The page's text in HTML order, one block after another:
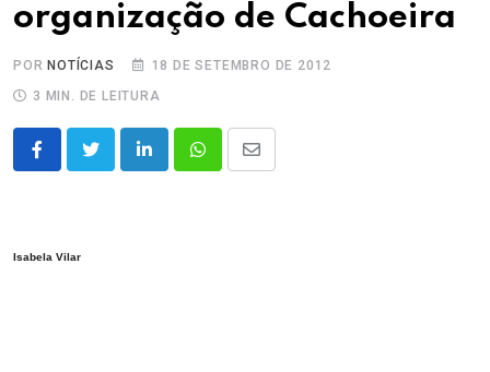
organização de Cachoeira
POR NOTÍCIAS
18 DE SETEMBRO DE 2012
3 MIN. DE LEITURA
LinkedInWhatsappShare
Isabela Vilar